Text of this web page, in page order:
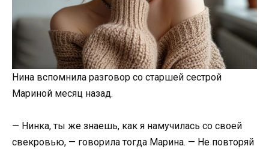
Нина вспомнила разговор со старшей сестрой
Мариной месяц назад.
— Нинка, ты же знаешь, как я намучилась со своей
свекровью, — говорила тогда Марина. — Не повторяй